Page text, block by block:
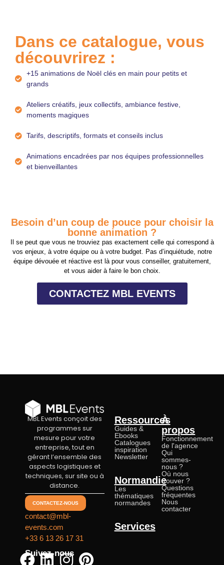
Dans ce catalogue, vous
découvrirez :
+15 animations de Noël clés en main pour petits et
grands
Ateliers créatifs, jeux collectifs, ambiance festive,
moments magiques
Tarifs, descriptifs, formats et conseils inclus
Animations encadrées par nos équipes professionnelles
et bienveillantes
Besoin d’un coup de pouce pour choisir la
bonne animation ?
Il se peut que vous ne trouviez pas exactementcelle qui correspond à
vos enjeux, à votre équipe ou à votre budget. Pas d’inquiétude, notre
équipe dévouée et réactive est là pour vous conseiller, gratuitement,
et vous aider à faire le bon choix.
CONTACTEZ MBL EVENTS
MBL Events conçoit des
programmes sur
mesure pour votre
entreprise, tout en
gérant l’ensemble des
aspects logistiques et
techniques, sur site ou à
distance.
CONTACTEZ-NOUS
contact@mbl-
events.com
+33 6 13 26 17 31
Suivez-nous
Ressources
Guides &
Ebooks
Catalogues
inspiration
Newsletter
Normandie
Les
thématiques
normandes
Services
À
propos
Fonctionnement
de l'agence
Qui
sommes-
nous ?
Où nous
trouver ?
Questions
fréquentes
Nous
contacter